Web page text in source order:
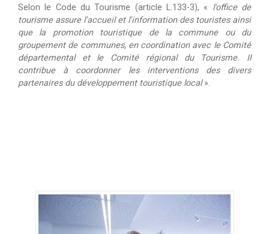
Selon le Code du Tourisme (article L.133-3), « l'office de
tourisme assure l'accueil et l'information des touristes ainsi
que la promotion touristique de la commune ou du
groupement de communes, en coordination avec le Comité
départemental et le Comité régional du Tourisme. Il
contribue à coordonner les interventions des divers
partenaires du développement touristique local».